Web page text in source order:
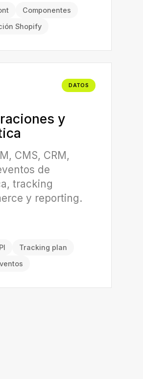
Componentes
Shopify
DATOS
y
CMS, CRM,
de
tracking
y reporting.
Tracking plan